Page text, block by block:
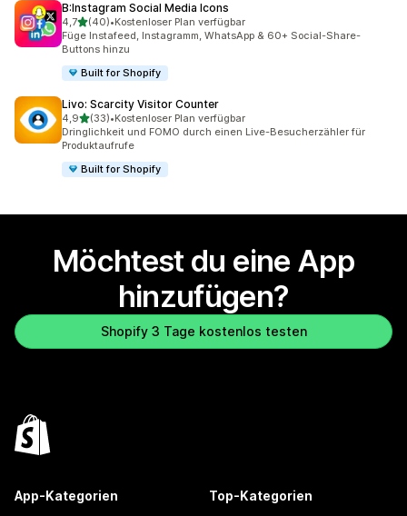
B:Instagram Social Media Icons
4,7von 5 Sternen
(40)
40 Rezensionen insgesamt
•Kostenloser Plan verfügbar
Füge Instafeed, Instagramm, WhatsApp & 60+ Social-Share-
Buttons hinzu
Built for Shopify
Livo: Scarcity Visitor Counter
4,9von 5 Sternen
(33)
33 Rezensionen insgesamt
•Kostenloser Plan verfügbar
Dringlichkeit und FOMO durch einen Live-Besucherzähler für
Produktaufrufe
Built for Shopify
Möchtest du eine App
hinzufügen?
Shopify 3 Tage kostenlos testen
App-Kategorien Top-Kategorien